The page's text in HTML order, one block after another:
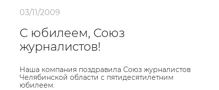
03/11/2009
С юбилеем, Союз
журналистов!
Наша компания поздравила Союз журналистов
Челябинской области с пятидесятилетним
юбилеем.